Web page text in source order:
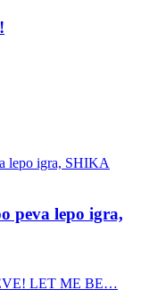
peva lepo igra,